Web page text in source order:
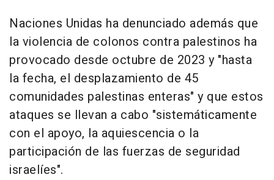
Naciones Unidas ha denunciado además que
la violencia de colonos contra palestinos ha
provocado desde octubre de 2023 y "hasta
la fecha, el desplazamiento de 45
comunidades palestinas enteras" y que estos
ataques se llevan a cabo "sistemáticamente
con el apoyo, la aquiescencia o la
participación de las fuerzas de seguridad
israelíes".